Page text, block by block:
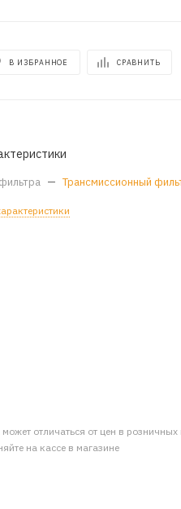
В ИЗБРАННОЕ СРАВНИТЬ
— Трансмиссионный
может отличаться от цен в
на кассе в магазине